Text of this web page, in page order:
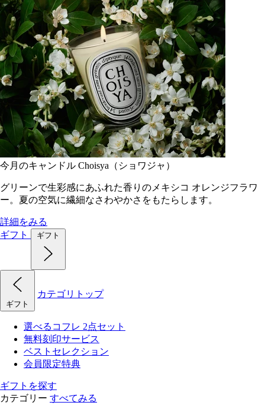
今月のキャンドル Choisya（ショワジャ）
グリーンで生彩感にあふれた香りのメキシコ オレンジフラワ
ー。夏の空気に繊細なさわやかさをもたらします。
詳細をみる
ギフト
ギフト
ギフト
カテゴリトップ
選べるコフレ 2点セット
無料刻印サービス
ベストセレクション
会員限定特典
ギフトを探す
カテゴリー すべてみる